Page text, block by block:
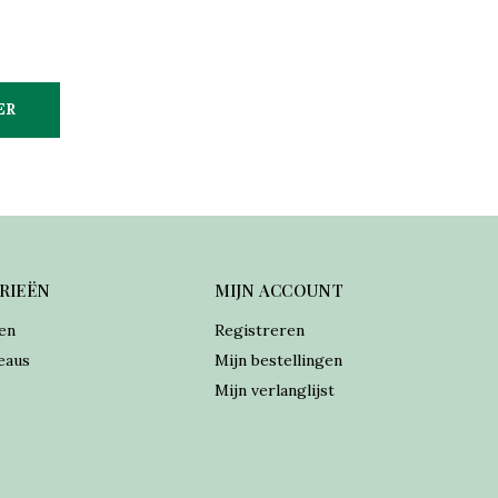
MIJN ACCOUNT
Registreren
Mijn bestellingen
Mijn verlanglijst